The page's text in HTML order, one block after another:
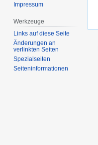
Impressum
Werkzeuge
Links auf diese Seite
Änderungen an
verlinkten Seiten
Spezialseiten
Seiten­­informationen